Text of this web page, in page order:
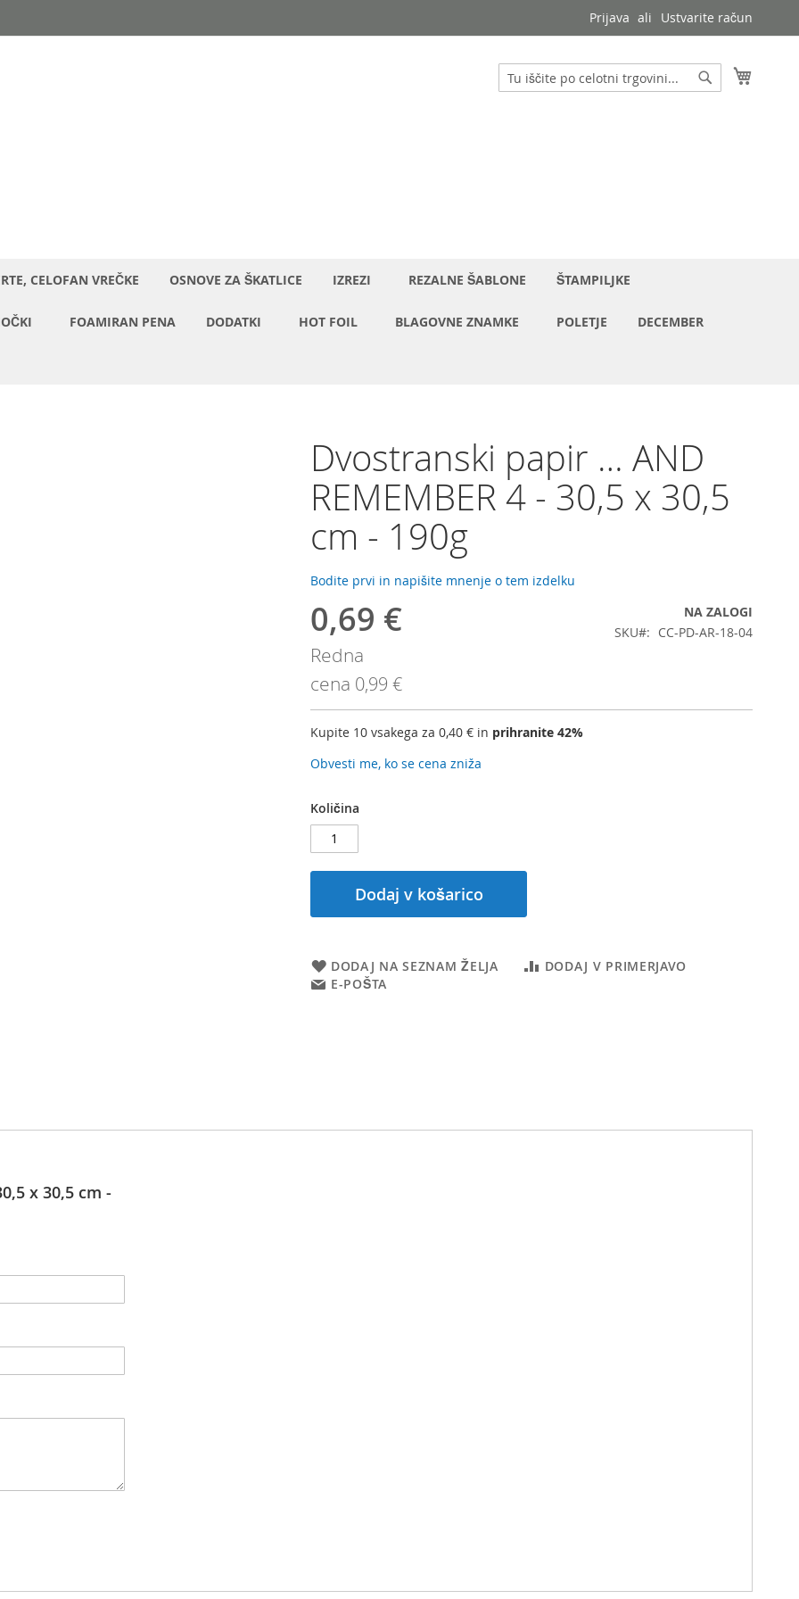
Prijava Ustvarite račun
Iskanje
CELOFAN VREČKE OSNOVE ZA ŠKATLICE IZREZI REZALNE ŠABLONE ŠTAMPILJKE
FOAMIRAN PENA DODATKI HOT FOIL BLAGOVNE ZNAMKE POLETJE DECEMBER
Dvostranski papir … AND
REMEMBER 4 - 30,5 x 30,5
cm - 190g
Bodite prvi in napišite mnenje o tem izdelku
Akcijska
cena
0,69 €
Redna
cena 0,99 €
NA ZALOGI
SKU
CC-PD-AR-18-04
Kupite 10 vsakega za 0,40 € in prihranite 42%
Obvesti me, ko se cena zniža
Količina
Dodaj v košarico
DODAJ NA SEZNAM ŽELJA
DODAJ V PRIMERJAVO
E-POŠTA
x 30,5 cm -